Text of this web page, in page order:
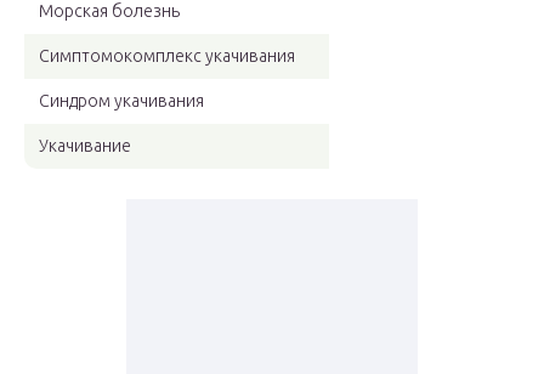
Морская болезнь
Симптомокомплекс укачивания
Синдром укачивания
Укачивание